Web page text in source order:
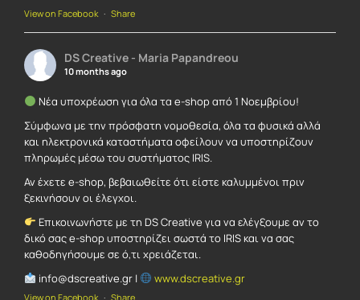
View on Facebook · Share
DS Creative - Maria Papandreou
10 months ago
Νέα υποχρέωση για όλα τα e-shop από 1 Νοεμβρίου!
Σύμφωνα με την πρόσφατη νομοθεσία, όλα τα φυσικά αλλά
και ηλεκτρονικά καταστήματα οφείλουν να υποστηρίζουν
πληρωμές μέσω του συστήματος IRIS.
Αν έχετε e-shop, βεβαιωθείτε ότι είστε καλυμμένοι πριν
ξεκινήσουν οι έλεγχοι.
Επικοινωνήστε με τη DS Creative για να ελέγξουμε αν το
δικό σας e-shop υποστηρίζει σωστά το IRIS και να σας
καθοδηγήσουμε σε ό,τι χρειάζεται.
info@dscreative.gr |
www.dscreative.gr
View on Facebook · Share